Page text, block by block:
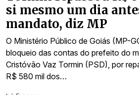
si mesmo um dia
mandato, diz MP
O Ministério Público de Goiás (MP-
bloqueio das contas do prefeito do
Cristóvão Vaz Tormin (PSD), por
R$ 580 mil dos…